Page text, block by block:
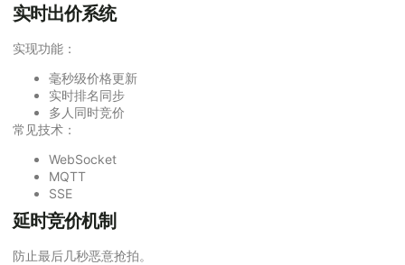
实时出价系统
实现功能：
毫秒级价格更新
实时排名同步
多人同时竞价
常见技术：
WebSocket
MQTT
SSE
延时竞价机制
防止最后几秒恶意抢拍。